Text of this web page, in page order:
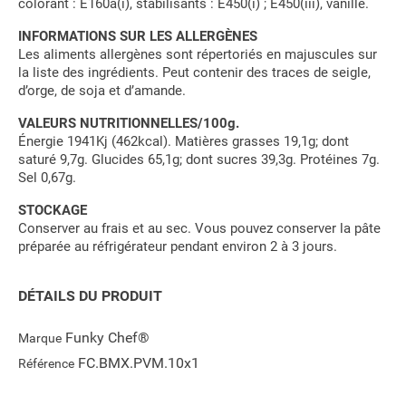
colorant : E160a(i), stabilisants : E450(i) ; E450(iii), vanille.
INFORMATIONS SUR LES ALLERGÈNES
Les aliments allergènes sont répertoriés en majuscules sur
la liste des ingrédients. Peut contenir des traces de seigle,
d’orge, de soja et d’amande.
VALEURS NUTRITIONNELLES/100g.
Énergie 1941Kj (462kcal). Matières grasses 19,1g; dont
saturé 9,7g. Glucides 65,1g; dont sucres 39,3g. Protéines 7g.
Sel 0,67g.
STOCKAGE
Conserver au frais et au sec. Vous pouvez conserver la pâte
préparée au réfrigérateur pendant environ 2 à 3 jours.
DÉTAILS DU PRODUIT
Marque Funky Chef®
Référence FC.BMX.PVM.10x1